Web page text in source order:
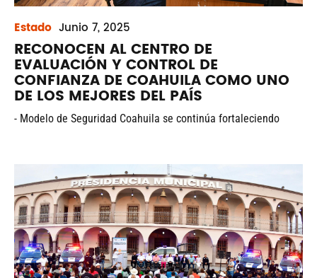
Estado Junio 7, 2025
RECONOCEN AL CENTRO DE
EVALUACIÓN Y CONTROL DE
CONFIANZA DE COAHUILA COMO UNO
DE LOS MEJORES DEL PAÍS
- Modelo de Seguridad Coahuila se continúa fortaleciendo